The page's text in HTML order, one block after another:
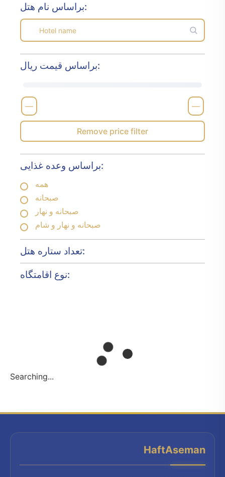
براساس نام هتل:
براساس قیمت ریال:
—
—
Remove price filter
براساس وعده غذایی:
همه
صبحانه
صبحانه و نهار
صبحانه و نهار و شام
تعداد ستاره هتل:
نوع اقامتگاه:
Searching...
HaftAseman